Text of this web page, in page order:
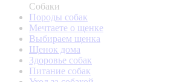
Собаки
Породы собак
Мечтаете о щенке
Выбираем щенка
Щенок дома
Здоровье собак
Питание собак